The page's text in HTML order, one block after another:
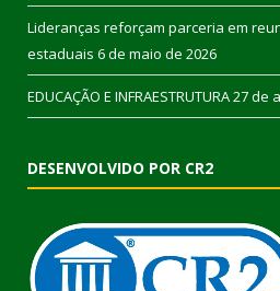
Lideranças reforçam parceria em
estaduais 6 de maio de 2026
EDUCAÇÃO E INFRAESTRUTURA27 de
DESENVOLVIDO POR CR2